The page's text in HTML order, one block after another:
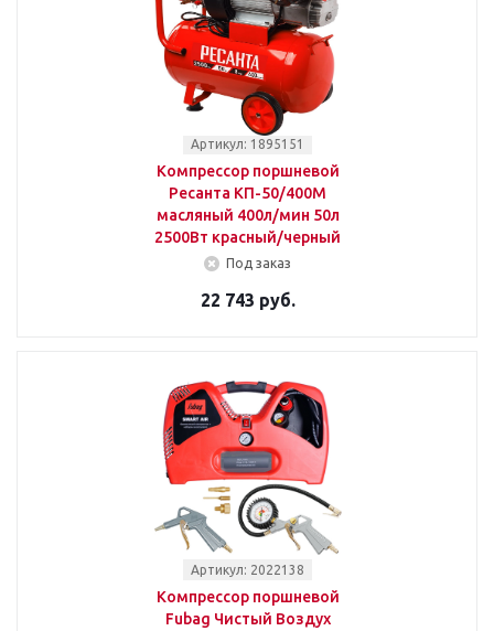
Артикул: 1895151
Компрессор поршневой
Ресанта КП-50/400М
масляный 400л/мин 50л
2500Вт красный/черный
Под заказ
22 743 руб.
Артикул: 2022138
Компрессор поршневой
Fubag Чистый Воздух